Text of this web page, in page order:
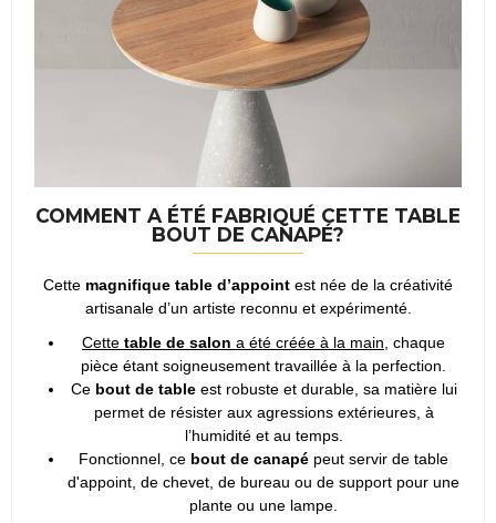
COMMENT A ÉTÉ FABRIQUÉ CETTE TABLE
BOUT DE CANAPÉ?
Cette magnifique table d’appoint est née de la créativité
artisanale d’un artiste reconnu et expérimenté.
Cette table de salon a été créée à la main , chaque
pièce étant soigneusement travaillée à la perfection.
Cebout de table est robuste et durable, sa matière lui
permet de résister aux agressions extérieures, à
l’humidité et au temps.
Fonctionnel, ce bout de canapé peut servir de table
d'appoint, de chevet, de bureau ou de support pour une
plante ou une lampe.